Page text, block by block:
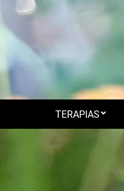
to
content
TERAPIAS